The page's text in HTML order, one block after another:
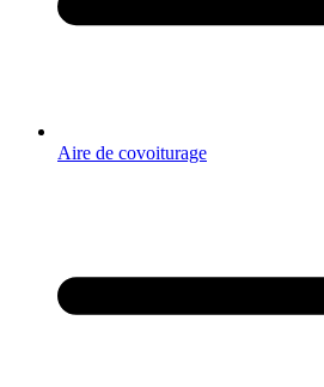
Aire de covoiturage